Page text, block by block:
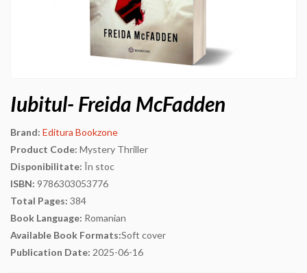
Iubitul- Freida McFadden
Brand: Editura Bookzone
Product Code: Mystery Thriller
Disponibilitate: În stoc
ISBN: 9786303053776
Total Pages: 384
Book Language: Romanian
Available Book Formats:Soft cover
Publication Date: 2025-06-16